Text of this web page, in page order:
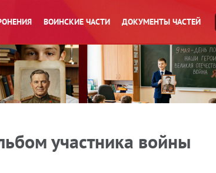
ВОИНСКИЕ ЧАСТИ ДОКУМЕНТЫ ЧАСТЕЙ
участника войны